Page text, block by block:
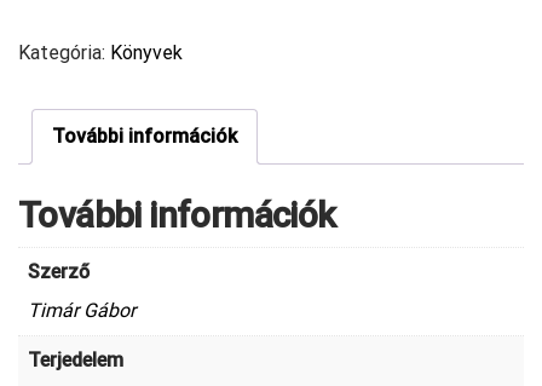
Kategória: Könyvek
További információk
További információk
Szerző
Timár Gábor
Terjedelem